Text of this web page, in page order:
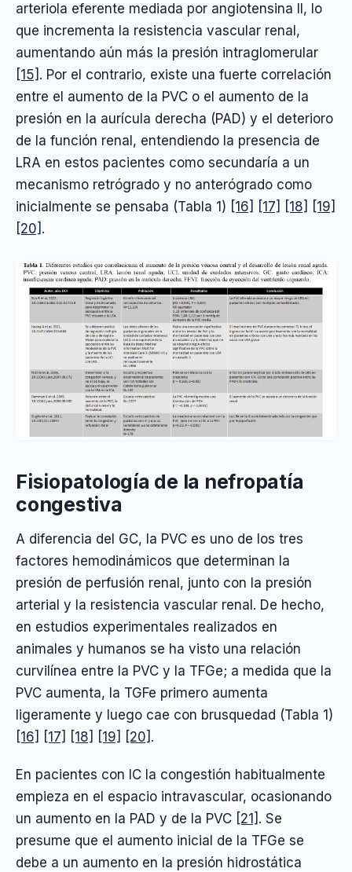
arteriola eferente mediada por angiotensina II, lo
que incrementa la resistencia vascular renal,
aumentando aún más la presión intraglomerular
[15] . Por el contrario, existe una fuerte correlación
entre el aumento de la PVC o el aumento de la
presión en la aurícula derecha (PAD) y el deterioro
de la función renal, entendiendo la presencia de
LRA en estos pacientes como secundaría a un
mecanismo retrógrado y no anterógrado como
inicialmente se pensaba (Tabla 1) [16] [17] [18] [19]
[20] .
Fisiopatología de la nefropatía
congestiva
A diferencia del GC, la PVC es uno de los tres
factores hemodinámicos que determinan la
presión de perfusión renal, junto con la presión
arterial y la resistencia vascular renal. De hecho,
en estudios experimentales realizados en
animales y humanos se ha visto una relación
curvilínea entre la PVC y la TFGe; a medida que la
PVC aumenta, la TGFe primero aumenta
ligeramente y luego cae con brusquedad (Tabla 1)
[16] [17] [18] [19] [20] .
En pacientes con IC la congestión habitualmente
empieza en el espacio intravascular, ocasionando
un aumento en la PAD y de la PVC [21] . Se
presume que el aumento inicial de la TFGe se
debe a un aumento en la presión hidrostática